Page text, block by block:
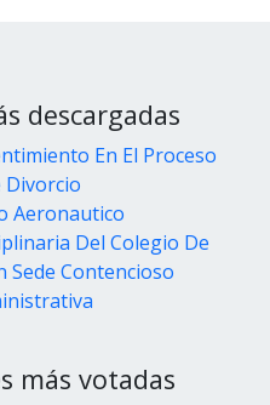
descargadas
En El Proceso
Divorcio
Aeronautico
Del Colegio De
Sede Contencioso
más votadas